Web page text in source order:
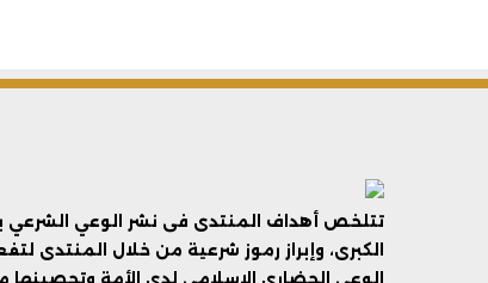
تتلخص أهداف المنتدى فى نشر الوعي الشرعي
الكبرى، وإبراز رموز شرعية من خلال المنتدى
الوعي الحضاري الإسلامي لدى الأمة وتحصينها